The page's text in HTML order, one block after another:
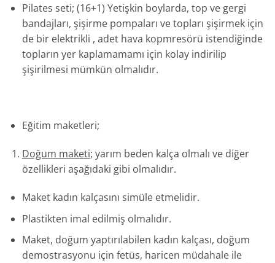
Pilates seti; (16+1) Yetişkin boylarda, top ve gergi
bandajları, şişirme pompaları ve topları şişirmek için
de bir elektrikli , adet hava kopmresörü istendiğinde
topların yer kaplamamamı için kolay indirilip
şişirilmesi mümkün olmalıdır.
Eğitim maketleri;
Doğum maketi; yarım beden kalça olmalı ve diğer
özellikleri aşağıdaki gibi olmalıdır.
Maket kadın kalçasını simüle etmelidir.
Plastikten imal edilmiş olmalıdır.
Maket, doğum yaptırılabilen kadın kalçası, doğum
demostrasyonu için fetüs, haricen müdahale ile